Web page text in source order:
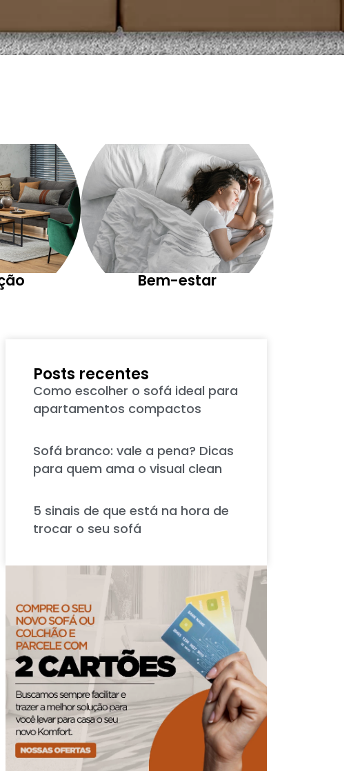
Bem-estar
Posts recentes
Como escolher o sofá ideal para
apartamentos compactos
Sofá branco: vale a pena? Dicas
para quem ama o visual clean
5 sinais de que está na hora de
trocar o seu sofá